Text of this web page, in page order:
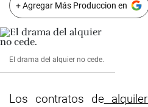
+ Agregar Más Produccion en
El drama del alquier no cede.
Los contratos de alquiler